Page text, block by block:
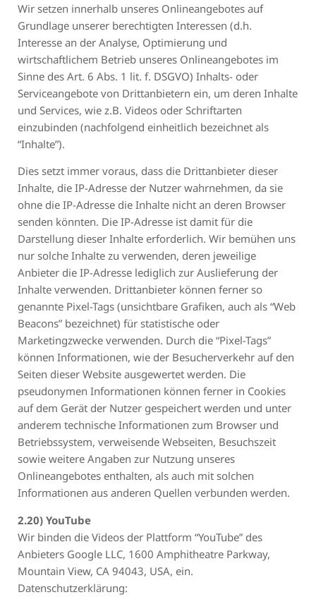
Wir setzen innerhalb unseres Onlineangebotes auf
Grundlage unserer berechtigten Interessen (d.h.
Interesse an der Analyse, Optimierung und
wirtschaftlichem Betrieb unseres Onlineangebotes im
Sinne des Art. 6 Abs. 1 lit. f. DSGVO) Inhalts- oder
Serviceangebote von Drittanbietern ein, um deren Inhalte
und Services, wie z.B. Videos oder Schriftarten
einzubinden (nachfolgend einheitlich bezeichnet als
“Inhalte”).
Dies setzt immer voraus, dass die Drittanbieter dieser
Inhalte, die IP-Adresse der Nutzer wahrnehmen, da sie
ohne die IP-Adresse die Inhalte nicht an deren Browser
senden könnten. Die IP-Adresse ist damit für die
Darstellung dieser Inhalte erforderlich. Wir bemühen uns
nur solche Inhalte zu verwenden, deren jeweilige
Anbieter die IP-Adresse lediglich zur Auslieferung der
Inhalte verwenden. Drittanbieter können ferner so
genannte Pixel-Tags (unsichtbare Grafiken, auch als “Web
Beacons” bezeichnet) für statistische oder
Marketingzwecke verwenden. Durch die “Pixel-Tags”
können Informationen, wie der Besucherverkehr auf den
Seiten dieser Website ausgewertet werden. Die
pseudonymen Informationen können ferner in Cookies
auf dem Gerät der Nutzer gespeichert werden und unter
anderem technische Informationen zum Browser und
Betriebssystem, verweisende Webseiten, Besuchszeit
sowie weitere Angaben zur Nutzung unseres
Onlineangebotes enthalten, als auch mit solchen
Informationen aus anderen Quellen verbunden werden.
2.20) YouTube
Wir binden die Videos der Plattform “YouTube” des
Anbieters Google LLC, 1600 Amphitheatre Parkway,
Mountain View, CA 94043, USA, ein.
Datenschutzerklärung: